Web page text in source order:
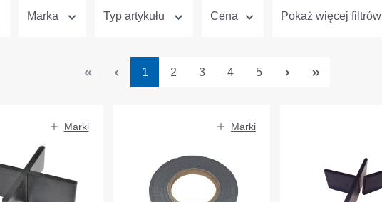
Marka Typ artykułu Cena Pokaż więcej filtrów
Strona
1 Strona
2 Strona
3 Strona
4 Strona
5
Marki Marki